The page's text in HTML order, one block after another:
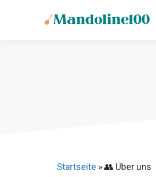
Startseite »👥 Über uns